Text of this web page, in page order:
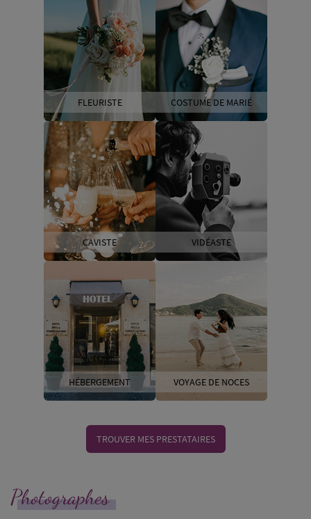
FLEURISTE COSTUME DE MARIÉ
CAVISTE VIDÉASTE
HÉBERGEMENT VOYAGE DE NOCES
TROUVER MES PRESTATAIRES
Photographes